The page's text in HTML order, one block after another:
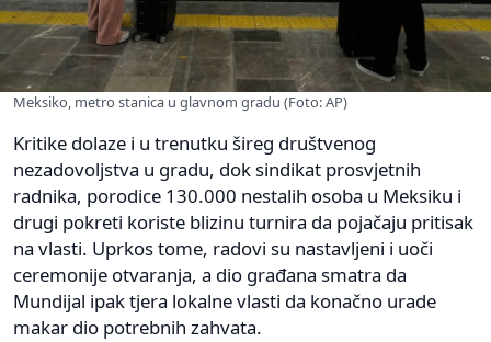
Meksiko, metro stanica u glavnom gradu (Foto: AP)
Kritike dolaze i u trenutku šireg društvenog
nezadovoljstva u gradu, dok sindikat prosvjetnih
radnika, porodice 130.000 nestalih osoba u Meksiku i
drugi pokreti koriste blizinu turnira da pojačaju pritisak
na vlasti. Uprkos tome, radovi su nastavljeni i uoči
ceremonije otvaranja, a dio građana smatra da
Mundijal ipak tjera lokalne vlasti da konačno urade
makar dio potrebnih zahvata.